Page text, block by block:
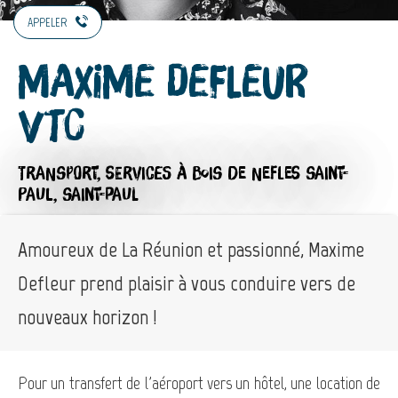
APPELER
Maxime Defleur
VTC
TRANSPORT, SERVICES À BOIS DE NEFLES SAINT-
PAUL, SAINT-PAUL
Amoureux de La Réunion et passionné, Maxime
Defleur prend plaisir à vous conduire vers de
nouveaux horizon !
Pour un transfert de l'aéroport vers un hôtel, une location de